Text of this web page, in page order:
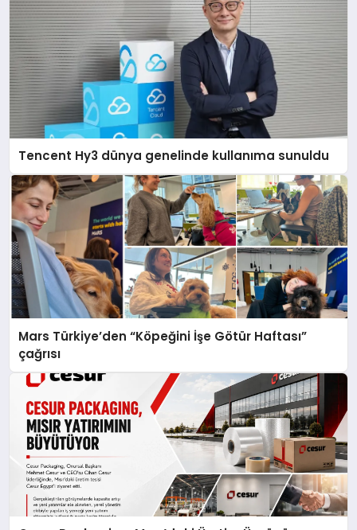
Tencent Hy3 dünya genelinde kullanıma sunuldu
Mars Türkiye’den “Köpeğini İşe Götür Haftası”
çağrısı